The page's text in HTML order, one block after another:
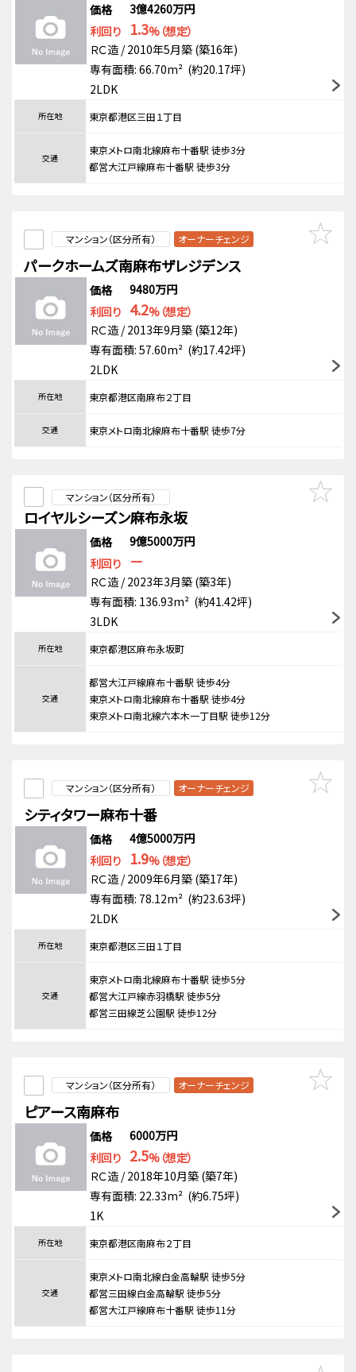
価格
3億4260万円
利回り
1.3%（想定）
ＲＣ造 / 2010年5月築 (築16年)
専有面積: 66.70m² (約20.17坪)
2LDK
所在地 東京都港区三田１丁目
交通
東京メトロ南北線麻布十番駅 徒歩3分
都営大江戸線麻布十番駅 徒歩3分
マンション（区分所有） オーナーチェンジ
パークホームズ南麻布ザレジデンス
価格
9480万円
利回り 4.2%（想定）
ＲＣ造 / 2013年9月築 (築12年)
専有面積: 57.60m² (約17.42坪)
2LDK
所在地 東京都港区南麻布２丁目
交通 東京メトロ南北線麻布十番駅 徒歩7分
マンション（区分所有）
ロイヤルシーズン麻布永坂
価格
9億5000万円
利回り
－
ＲＣ造 / 2023年3月築 (築3年)
専有面積: 136.93m² (約41.42坪)
3LDK
所在地 東京都港区麻布永坂町
交通
都営大江戸線麻布十番駅 徒歩4分
東京メトロ南北線麻布十番駅 徒歩4分
東京メトロ南北線六本木一丁目駅 徒歩12分
マンション（区分所有） オーナーチェンジ
シティタワー麻布十番
価格
4億5000万円
利回り
1.9%（想定）
ＲＣ造 / 2009年6月築 (築17年)
専有面積: 78.12m² (約23.63坪)
2LDK
所在地 東京都港区三田１丁目
交通
東京メトロ南北線麻布十番駅 徒歩5分
都営大江戸線赤羽橋駅 徒歩5分
都営三田線芝公園駅 徒歩12分
マンション（区分所有） オーナーチェンジ
ピアース南麻布
価格
6000万円
利回り 2.5%（想定）
ＲＣ造 / 2018年10月築 (築7年)
専有面積: 22.33m² (約6.75坪)
1K
所在地 東京都港区南麻布２丁目
交通
東京メトロ南北線白金高輪駅 徒歩5分
都営三田線白金高輪駅 徒歩5分
都営大江戸線麻布十番駅 徒歩11分